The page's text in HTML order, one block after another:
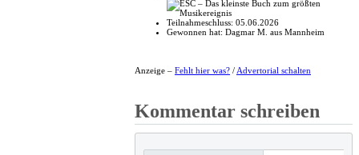
Teilnahmeschluss: 05.06.2026
Gewonnen hat: Dagmar M. aus Mannheim
Anzeige – Fehlt hier was? / Advertorial schalten
Kommentar schreiben